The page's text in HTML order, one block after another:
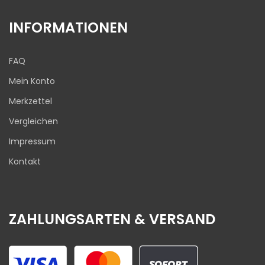
INFORMATIONEN
FAQ
Mein Konto
Merkzettel
Vergleichen
Impressum
Kontakt
ZAHLUNGSARTEN & VERSAND